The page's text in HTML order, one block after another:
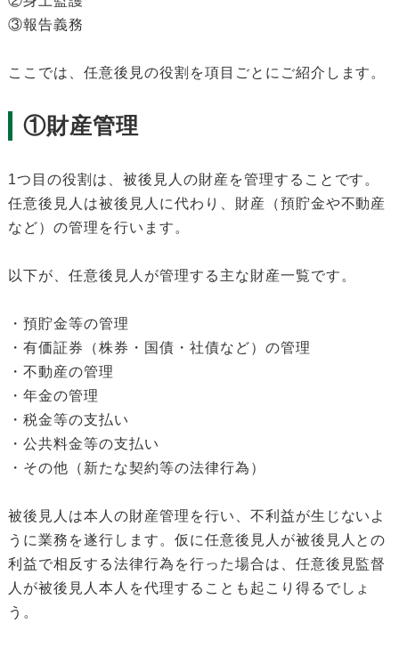
③報告義務
ここでは、任意後見の役割を項目ごとにご紹介します。
①財産管理
1つ目の役割は、被後見人の財産を管理することです。
任意後見人は被後見人に代わり、財産（預貯金や不動産
など）の管理を行います。
以下が、任意後見人が管理する主な財産一覧です。
・預貯金等の管理
・有価証券（株券・国債・社債など）の管理
・不動産の管理
・年金の管理
・税金等の支払い
・公共料金等の支払い
・その他（新たな契約等の法律行為）
被後見人は本人の財産管理を行い、不利益が生じないよ
うに業務を遂行します。仮に任意後見人が被後見人との
利益で相反する法律行為を行った場合は、任意後見監督
人が被後見人本人を代理することも起こり得るでしょ
う。